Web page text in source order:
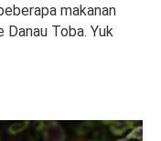
makanan
Toba. Yuk